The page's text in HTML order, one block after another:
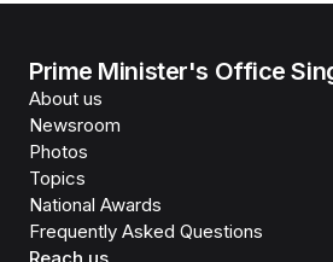
Prime Minister's Office
About us
Newsroom
Photos
Topics
National Awards
Frequently Asked Questions
Reach us